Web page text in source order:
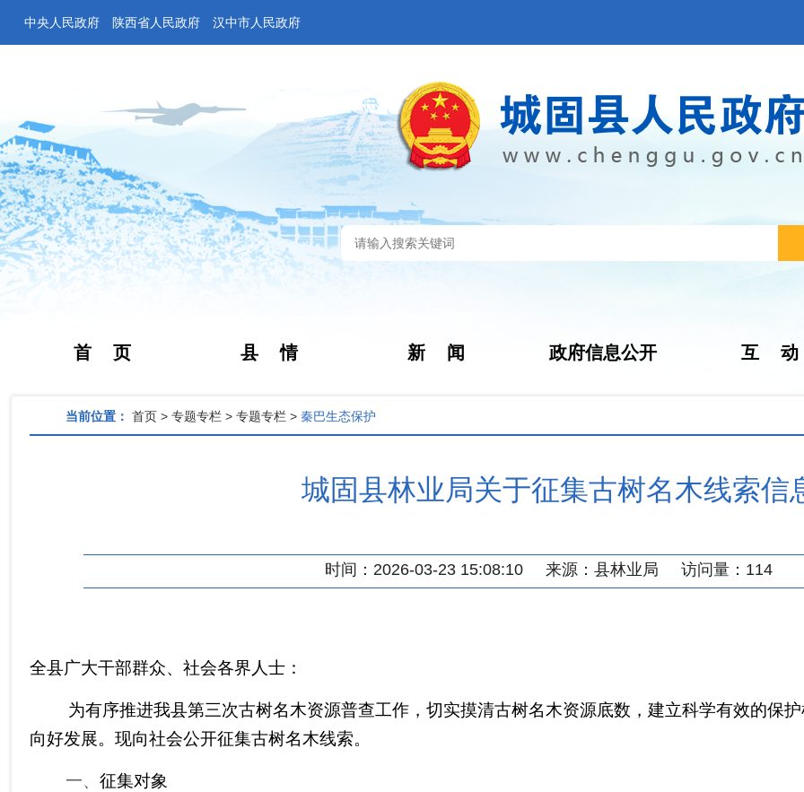
中央人民政府 陕西省人民政府 汉中市人民政府
首 页 县 情 新 闻 政府信息公开 互 动
当前位置： 首页 > 专题专栏 > 专题专栏 > 秦巴生态保护
城固县林业局关于征集古树名木线索信
时间：2026-03-23 15:08:10 来源： 县林业局 访问量： 114
全县广大干部群众、社会各界人士：
为有序推进我县第三次古树名木资源普查工作，切实摸清古树名木资源底数，建立科学有效的保
向好发展。现向社会公开征集古树名木线索。
一、 征集对象